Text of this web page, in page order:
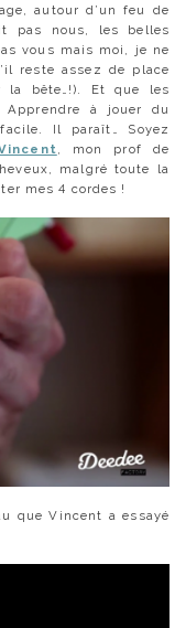
autour d’un feu de
pas nous, les belles
vous mais moi, je ne
reste assez de place
la bête…!). Et que les
Apprendre à jouer du
Il paraît… Soyez
, mon prof de
malgré toute la
mes 4 cordes !
que Vincent a essayé